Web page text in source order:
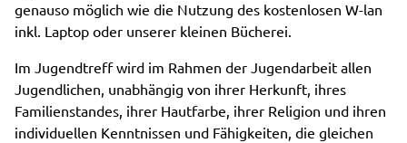
genauso möglich wie die Nutzung des kostenlosen W-lan
inkl. Laptop oder unserer kleinen Bücherei.
Im Jugendtreff wird im Rahmen der Jugendarbeit allen
Jugendlichen, unabhängig von ihrer Herkunft, ihres
Familienstandes, ihrer Hautfarbe, ihrer Religion und ihren
individuellen Kenntnissen und Fähigkeiten, die gleichen